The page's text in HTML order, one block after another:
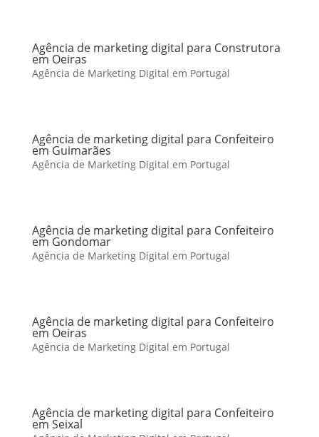
Agência de marketing digital para Construtora
em Oeiras
Agência de Marketing Digital em Portugal
Agência de marketing digital para Confeiteiro
em Guimarães
Agência de Marketing Digital em Portugal
Agência de marketing digital para Confeiteiro
em Gondomar
Agência de Marketing Digital em Portugal
Agência de marketing digital para Confeiteiro
em Oeiras
Agência de Marketing Digital em Portugal
Agência de marketing digital para Confeiteiro
em Seixal